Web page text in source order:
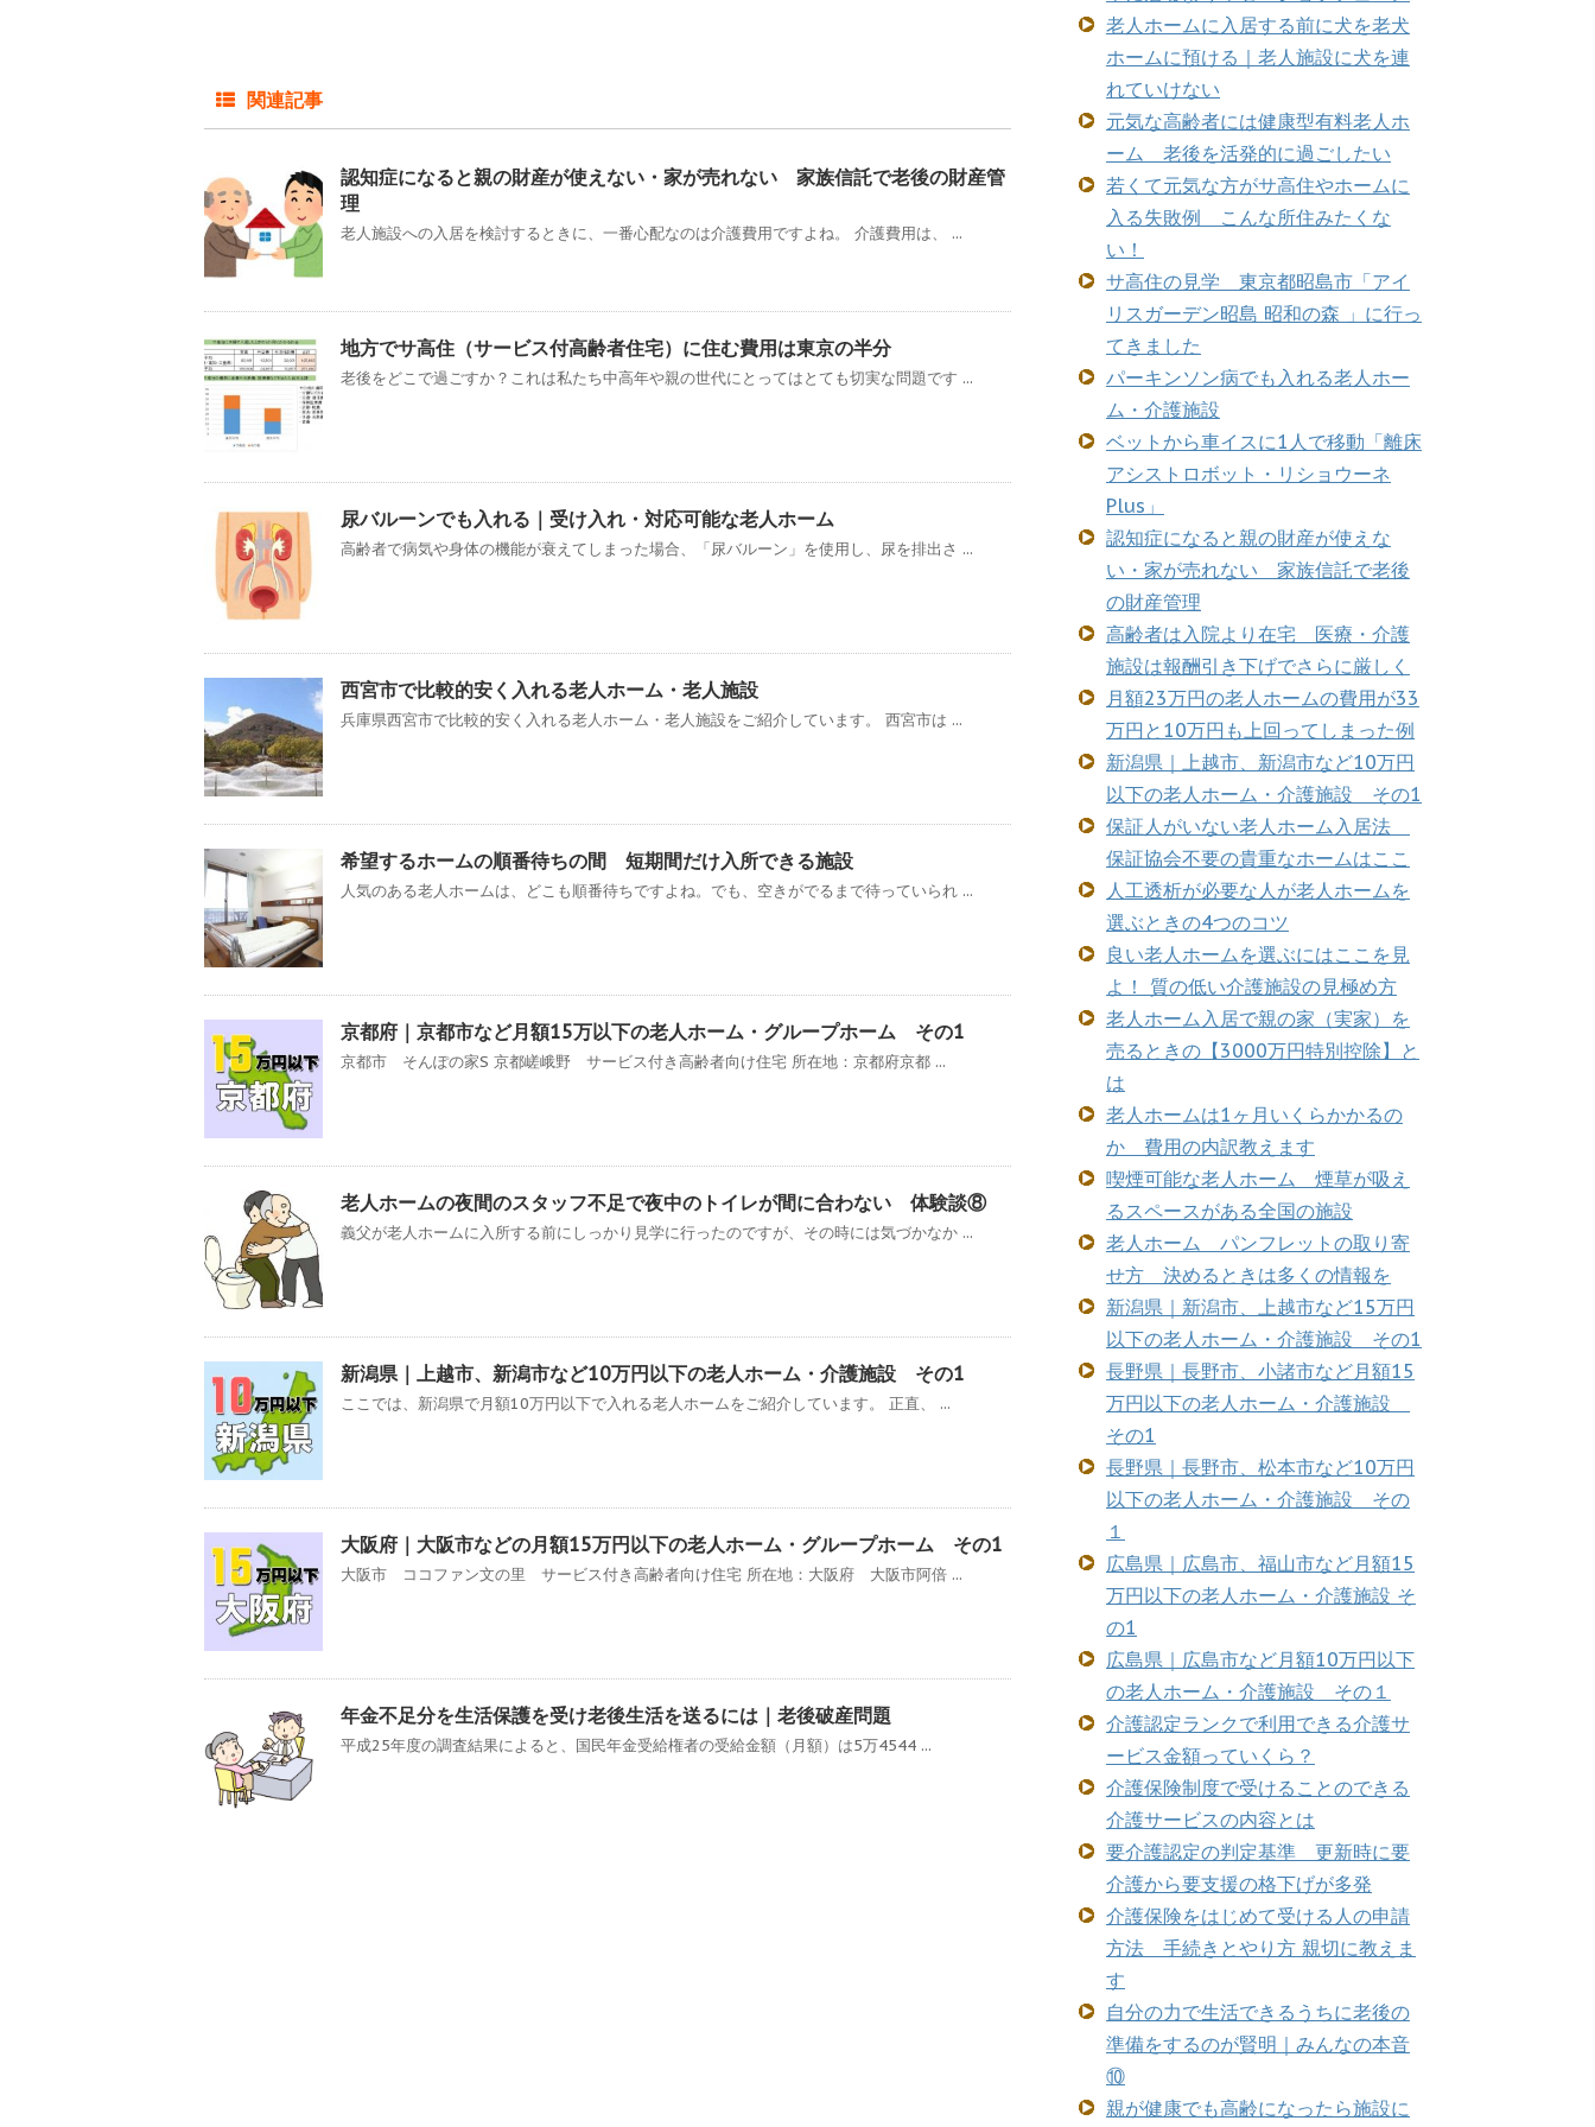
関連記事
認知症になると親の財産が使えない・家が売れない 家族信託で老後の財産管
理
老人施設への入居を検討するときに、一番心配なのは介護費用ですよね。 介護費用は、 ...
地方でサ高住（サービス付高齢者住宅）に住む費用は東京の半分
老後をどこで過ごすか？これは私たち中高年や親の世代にとってはとても切実な問題です ...
尿バルーンでも入れる｜受け入れ・対応可能な老人ホーム
高齢者で病気や身体の機能が衰えてしまった場合、「尿バルーン」を使用し、尿を排出さ ...
西宮市で比較的安く入れる老人ホーム・老人施設
兵庫県西宮市で比較的安く入れる老人ホーム・老人施設をご紹介しています。 西宮市は ...
希望するホームの順番待ちの間 短期間だけ入所できる施設
人気のある老人ホームは、どこも順番待ちですよね。でも、空きがでるまで待っていられ ...
京都府｜京都市など月額15万以下の老人ホーム・グループホーム その1
京都市 そんぽの家S 京都嵯峨野 サービス付き高齢者向け住宅 所在地：京都府京都 ...
老人ホームの夜間のスタッフ不足で夜中のトイレが間に合わない 体験談⑧
義父が老人ホームに入所する前にしっかり見学に行ったのですが、その時には気づかなか ...
新潟県｜上越市、新潟市など10万円以下の老人ホーム・介護施設 その1
ここでは、新潟県で月額10万円以下で入れる老人ホームをご紹介しています。 正直、 ...
大阪府｜大阪市などの月額15万円以下の老人ホーム・グループホーム その1
大阪市 ココファン文の里 サービス付き高齢者向け住宅 所在地：大阪府 大阪市阿倍 ...
年金不足分を生活保護を受け老後生活を送るには｜老後破産問題
平成25年度の調査結果によると、国民年金受給権者の受給金額（月額）は5万4544 ...
老人ホームに入居する前に犬を老犬
ホームに預ける｜老人施設に犬を連
れていけない
元気な高齢者には健康型有料老人ホ
ーム 老後を活発的に過ごしたい
若くて元気な方がサ高住やホームに
入る失敗例 こんな所住みたくな
い！
サ高住の見学 東京都昭島市「アイ
リスガーデン昭島 昭和の森 」に行っ
てきました
パーキンソン病でも入れる老人ホー
ム・介護施設
ベットから車イスに1人で移動「離床
アシストロボット・リショウーネ
Plus」
認知症になると親の財産が使えな
い・家が売れない 家族信託で老後
の財産管理
高齢者は入院より在宅 医療・介護
施設は報酬引き下げでさらに厳しく
月額23万円の老人ホームの費用が33
万円と10万円も上回ってしまった例
新潟県｜上越市、新潟市など10万円
以下の老人ホーム・介護施設 その1
保証人がいない老人ホーム入居法
保証協会不要の貴重なホームはここ
人工透析が必要な人が老人ホームを
選ぶときの4つのコツ
良い老人ホームを選ぶにはここを見
よ！ 質の低い介護施設の見極め方
老人ホーム入居で親の家（実家）を
売るときの【3000万円特別控除】と
は
老人ホームは1ヶ月いくらかかるの
か 費用の内訳教えます
喫煙可能な老人ホーム 煙草が吸え
るスペースがある全国の施設
老人ホーム パンフレットの取り寄
せ方 決めるときは多くの情報を
新潟県｜新潟市、上越市など15万円
以下の老人ホーム・介護施設 その1
長野県｜長野市、小諸市など月額15
万円以下の老人ホーム・介護施設
その1
長野県｜長野市、松本市など10万円
以下の老人ホーム・介護施設 その
１
広島県｜広島市、福山市など月額15
万円以下の老人ホーム・介護施設 そ
の1
広島県｜広島市など月額10万円以下
の老人ホーム・介護施設 その１
介護認定ランクで利用できる介護サ
ービス金額っていくら？
介護保険制度で受けることのできる
介護サービスの内容とは
要介護認定の判定基準 更新時に要
介護から要支援の格下げが多発
介護保険をはじめて受ける人の申請
方法 手続きとやり方 親切に教えま
す
自分の力で生活できるうちに老後の
準備をするのが賢明｜みんなの本音
⑩
親が健康でも高齢になったら施設に